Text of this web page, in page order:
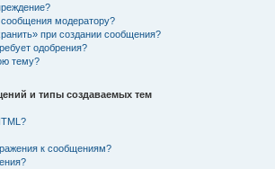
модератору?
при создании сообщения?
одобрения?
тему?
и типы создаваемых тем
к сообщениям?